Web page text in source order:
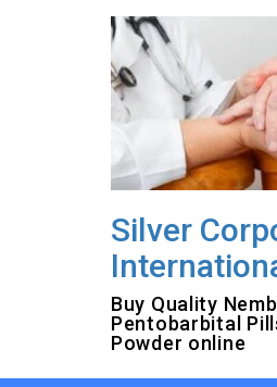
Silver
Buy Quality
Pentobarbital
Powder online